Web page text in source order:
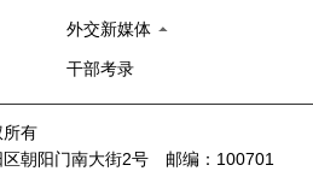
外交新媒体
干部考录
有
朝阳门南大街2号 邮编：100701